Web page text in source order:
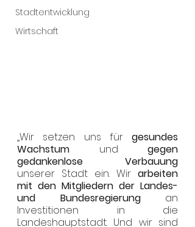
Stadtentwicklung
Wirtschaft
„Wir setzen uns für gesundes
Wachstum und gegen
unserer Stadt ein. Wir arbeiten
mit den Mitgliedern der Landes-
und Bundesregierung an
Investitionen in die